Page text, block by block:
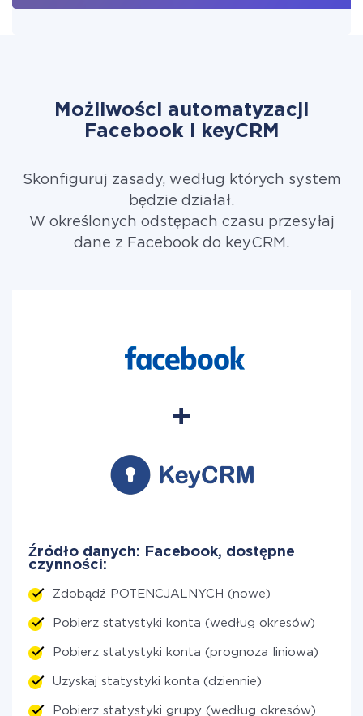
Możliwości automatyzacji
Facebook i keyCRM
Skonfiguruj zasady, według których system
będzie działał.
W określonych odstępach czasu przesyłaj
dane z Facebook do keyCRM.
Źródło danych: Facebook, dostępne
czynności:
Zdobądź POTENCJALNYCH (nowe)
Pobierz statystyki konta (według okresów)
Pobierz statystyki konta (prognoza liniowa)
Uzyskaj statystyki konta (dziennie)
Pobierz statystyki grupy (według okresów)